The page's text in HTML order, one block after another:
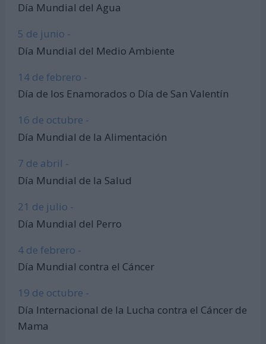
Día Mundial del Agua
5 de junio -
Día Mundial del Medio Ambiente
14 de febrero -
Día de los Enamorados o Día de San Valentín
16 de octubre -
Día Mundial de la Alimentación
7 de abril -
Día Mundial de la Salud
21 de julio -
Día Mundial del Perro
4 de febrero -
Día Mundial contra el Cáncer
19 de octubre -
Día Internacional de la Lucha contra el Cáncer de
Mama